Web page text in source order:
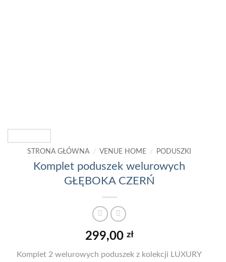
STRONA GŁÓWNA / VENUE HOME / PODUSZKI
Komplet poduszek welurowych
GŁĘBOKA CZERŃ
299,00 zł
Komplet 2 welurowych poduszek z kolekcji LUXURY